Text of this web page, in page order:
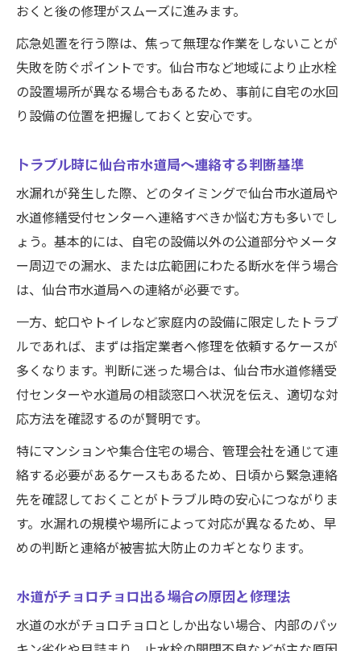
おくと後の修理がスムーズに進みます。
応急処置を行う際は、焦って無理な作業をしないことが
失敗を防ぐポイントです。仙台市など地域により止水栓
の設置場所が異なる場合もあるため、事前に自宅の水回
り設備の位置を把握しておくと安心です。
トラブル時に仙台市水道局へ連絡する判断基準
水漏れが発生した際、どのタイミングで仙台市水道局や
水道修繕受付センターへ連絡すべきか悩む方も多いでし
ょう。基本的には、自宅の設備以外の公道部分やメータ
ー周辺での漏水、または広範囲にわたる断水を伴う場合
は、仙台市水道局への連絡が必要です。
一方、蛇口やトイレなど家庭内の設備に限定したトラブ
ルであれば、まずは指定業者へ修理を依頼するケースが
多くなります。判断に迷った場合は、仙台市水道修繕受
付センターや水道局の相談窓口へ状況を伝え、適切な対
応方法を確認するのが賢明です。
特にマンションや集合住宅の場合、管理会社を通じて連
絡する必要があるケースもあるため、日頃から緊急連絡
先を確認しておくことがトラブル時の安心につながりま
す。水漏れの規模や場所によって対応が異なるため、早
めの判断と連絡が被害拡大防止のカギとなります。
水道がチョロチョロ出る場合の原因と修理法
水道の水がチョロチョロとしか出ない場合、内部のパッ